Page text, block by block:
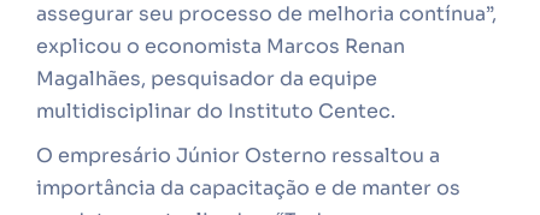
assegurar seu processo de melhoria contínua”,
explicou o economista Marcos Renan
Magalhães, pesquisador da equipe
multidisciplinar do Instituto Centec.
O empresário Júnior Osterno ressaltou a
importância da capacitação e de manter os